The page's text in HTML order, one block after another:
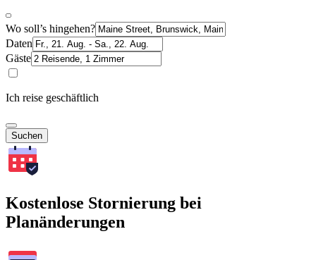
Wo soll’s hingehen?
Daten
Gäste
Ich reise geschäftlich
Suchen
Kostenlose Stornierung bei
Planänderungen